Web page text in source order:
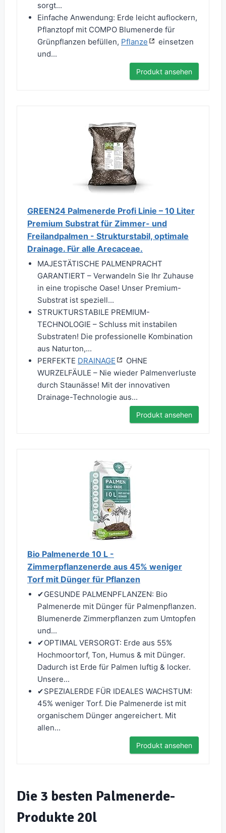
sorgt...
Einfache Anwendung: Erde leicht auflockern,
Pflanztopf mit COMPO Blumenerde für
Grünpflanzen befüllen, Pflanze
einsetzen
und...
Produkt ansehen
GREEN24 Palmenerde Profi Linie – 10 Liter
Premium Substrat für Zimmer- und
Freilandpalmen - Strukturstabil, optimale
Drainage. Für alle Arecaceae.
MAJESTÄTISCHE PALMENPRACHT
GARANTIERT – Verwandeln Sie Ihr Zuhause
in eine tropische Oase! Unser Premium-
Substrat ist speziell...
STRUKTURSTABILE PREMIUM-
TECHNOLOGIE – Schluss mit instabilen
Substraten! Die professionelle Kombination
aus Naturton,...
PERFEKTE DRAINAGE
OHNE
WURZELFÄULE – Nie wieder Palmenverluste
durch Staunässe! Mit der innovativen
Drainage-Technologie aus...
Produkt ansehen
Bio Palmenerde 10 L -
Zimmerpflanzenerde aus 45% weniger
Torf mit Dünger für Pflanzen
✔︎GESUNDE PALMENPFLANZEN: Bio
Palmenerde mit Dünger für Palmenpflanzen.
Blumenerde Zimmerpflanzen zum Umtopfen
und...
✔︎OPTIMAL VERSORGT: Erde aus 55%
Hochmoortorf, Ton, Humus & mit Dünger.
Dadurch ist Erde für Palmen luftig & locker.
Unsere...
✔︎SPEZIALERDE FÜR IDEALES WACHSTUM:
45% weniger Torf. Die Palmenerde ist mit
organischem Dünger angereichert. Mit
allen...
Produkt ansehen
Die 3 besten Palmenerde-
Produkte 20l